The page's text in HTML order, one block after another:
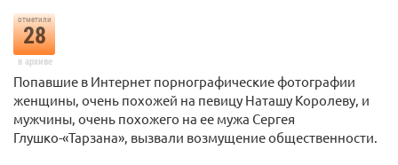
отметили
28
в архиве
Попавшие в Интернет порнографические фотографии
женщины, очень похожей на певицу Наташу Королеву, и
мужчины, очень похожего на ее мужа Сергея
Глушко-«Тарзана», вызвали возмущение общественности.